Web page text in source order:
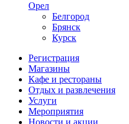
Орел
Белгород
Брянск
Курск
Регистрация
Магазины
Кафе и рестораны
Отдых и развлечения
Услуги
Мероприятия
Новости и акции